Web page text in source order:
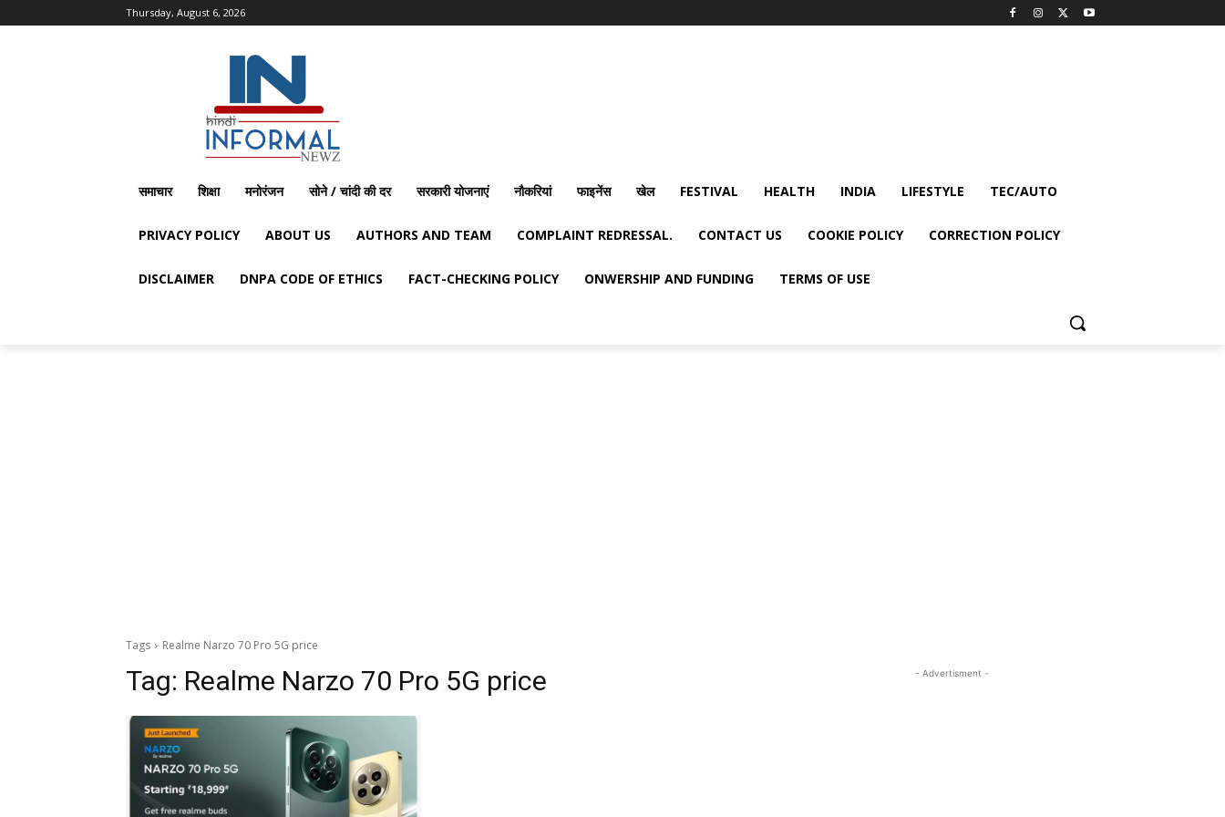
Thursday, August 6, 2026
समाचार शिक्षा मनोरंजन सोने / चांदी की दर सरकारी योजनाएं नौकरियां फाइनेंस खेल FESTIVAL HEALTH INDIA LIFESTYLE TEC/AUTO
PRIVACY POLICY ABOUT US AUTHORS AND TEAM COMPLAINT REDRESSAL. CONTACT US COOKIE POLICY CORRECTION POLICY
DISCLAIMER DNPA CODE OF ETHICS FACT-CHECKING POLICY ONWERSHIP AND FUNDING TERMS OF USE
Tags Realme Narzo 70 Pro 5G price
Tag: Realme Narzo 70 Pro 5G price - Advertisment -